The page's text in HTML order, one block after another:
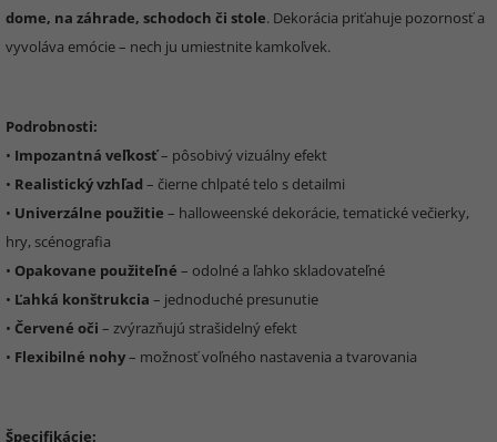
dome, na záhrade, schodoch či stole. Dekorácia priťahuje pozornosť a
vyvoláva emócie – nech ju umiestnite kamkoľvek.
Podrobnosti:
• Impozantná veľkosť– pôsobivý vizuálny efekt
• Realistický vzhľad – čierne chlpaté telo s detailmi
• Univerzálne použitie – halloweenské dekorácie, tematické večierky,
hry, scénografia
• Opakovane použiteľné – odolné a ľahko skladovateľné
• Ľahká konštrukcia – jednoduché presunutie
• Červené oči – zvýrazňujú strašidelný efekt
• Flexibilné nohy– možnosť voľného nastavenia a tvarovania
Špecifikácie: